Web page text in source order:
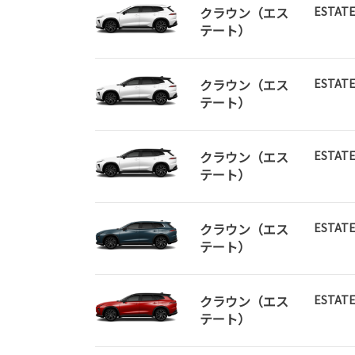
クラウン（エス
テート）
クラウン（エス
テート）
クラウン（エス
テート）
クラウン（エス
テート）
クラウン（エス
テート）